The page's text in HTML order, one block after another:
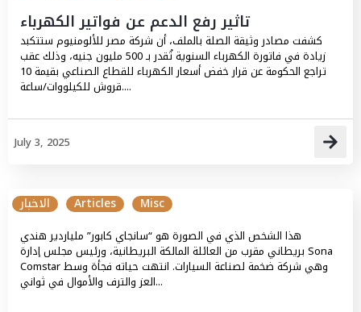
تاثير رفع الدعم عن فواتير الكهرباء
كشفت مصادر وثيقة الصلة بالملف، أن شركة مصر للألومنيوم ستتكبد
زيادة في فاتورة الكهرباء السنوية تُقدر بـ 500 مليون جنيه، وذلك عقب
تراجع الحكومة عن قرار خفض أسعار الكهرباء للقطاع الصناعي بقيمة 10
قروش للكيلووات/ساعة....
July 3, 2025
الاخبار Articles Misc
هذا الشخص الذي في الصورة هو “سانجاي كابور” ملياردير هندي
بريطاني مقرب من العائلة المالكة البريطانية، ورئيس مجلس إدارة Sona
Comstar وهي شركة ضخمة لصناعة السيارات. انتهت حياته فجأة وسط
العز والترف والأموال في ثواني...